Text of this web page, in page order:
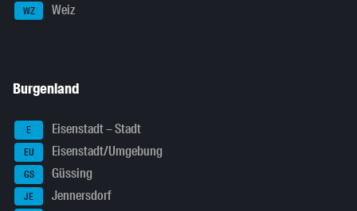
WZ Weiz
Burgenland
E Eisenstadt – Stadt
EU Eisenstadt/Umgebung
GS Güssing
JE
Jennersdorf